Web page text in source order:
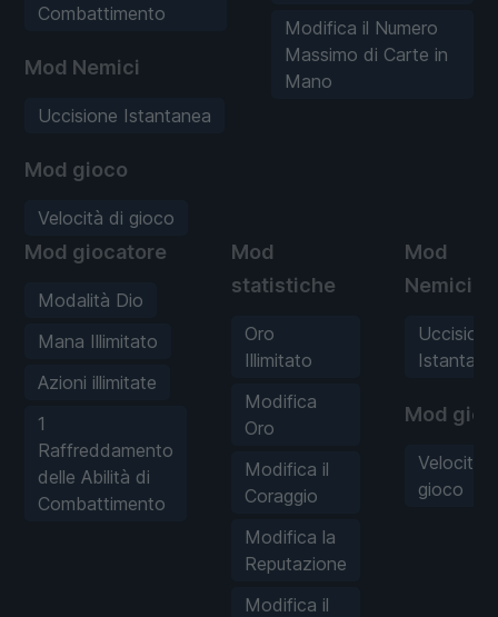
Combattimento
Mod Nemici
Uccisione Istantanea
Mod gioco
Velocità di gioco
Modifica il Numero
Massimo di Carte in
Mano
Mod giocatore
Modalità Dio
Mana Illimitato
Azioni illimitate
1
Raffreddamento
delle Abilità di
Combattimento
Mod
statistiche
Oro
Illimitato
Modifica
Oro
Modifica il
Coraggio
Modifica la
Reputazione
Modifica il
Mod
Nemici
Uccisione
Mod
Velocità
gioco